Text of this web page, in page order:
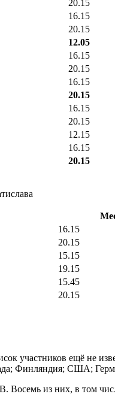
20.15
16.15
20.15
12.05
16.15
20.15
16.15
20.15
16.15
20.15
12.15
16.15
20.15
16.15
20.15
15.15
19.15
15.45
20.15
участников ещё не
Финляндия; США;
Восемь из них, в том